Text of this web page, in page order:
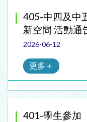
405-中四及中
新空間 活動通
2026-06-12
更多＋
401-學生參加